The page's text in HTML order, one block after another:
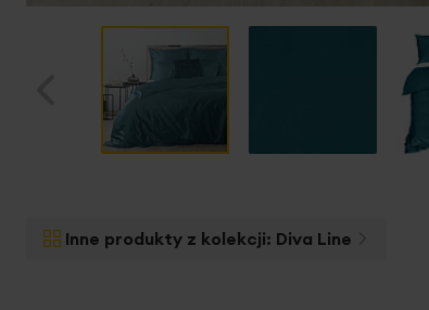
początek
galerii
Inne produkty z kolekcji: Diva Line